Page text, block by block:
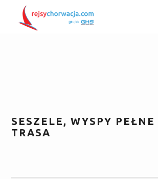
SESZELE, WYSPY
TRASA